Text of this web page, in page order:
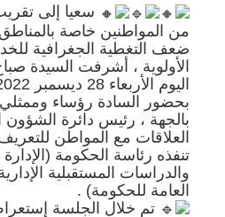
سعيا إلى
من المواطنين خاصة
ضعف التغطية الجغرافية
الأولوية ، أشرفت السيدة
بحضور السادة رؤساء
بالجهة ، رئيس دائرة الشؤون
العلاقات مع المواطن للتعريف
تنفذه رئاسة الحكومة
والدراسات المستقبلية
العامة للحكومة) .
تم خلال الجلسة